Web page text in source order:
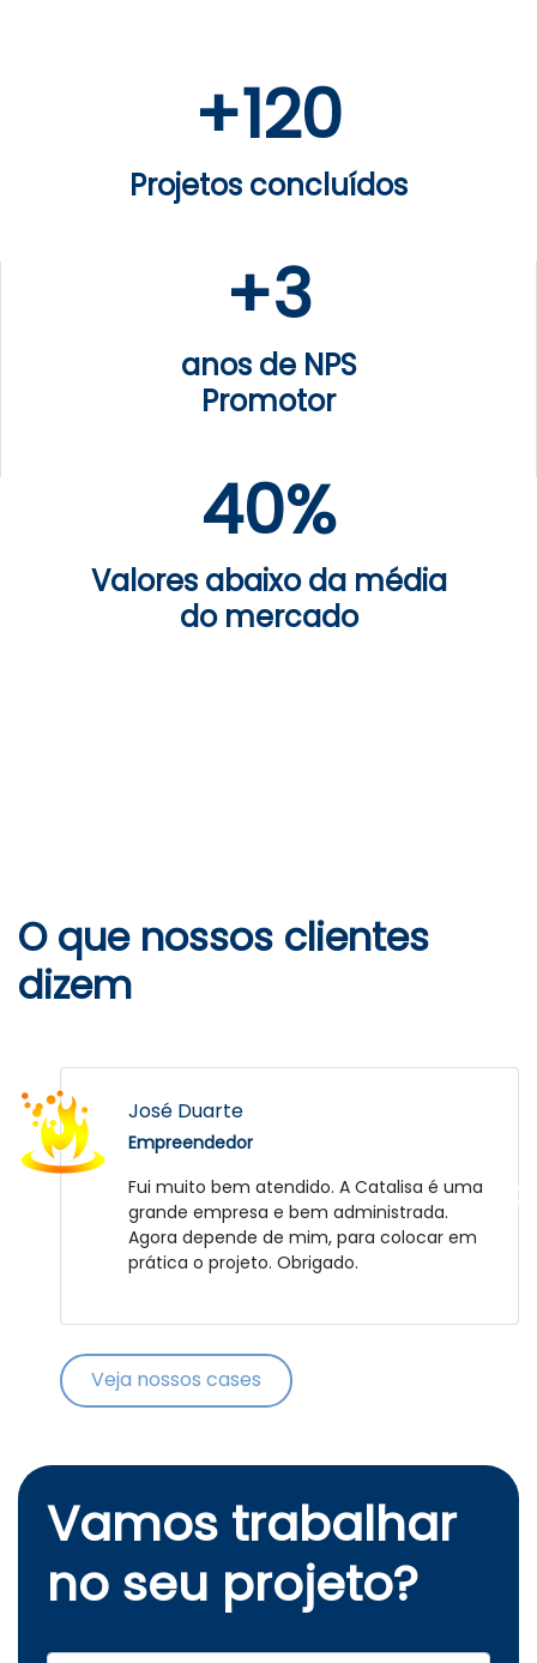
+120
Projetos concluídos
+3
anos de NPS
Promotor
40%
Valores abaixo da média
do mercado
O que nossos clientes
dizem
Daniel Strassburguer
Empreendedor
Fator que deve-se elogiar foi a paciência e
compreensão da equipe frente aos
desafios impostos pela peculiaridade do
projeto bem como no relacionamento com
experiência e carreira destes jovens que
claramente se mostraram especiais. Um
futuro brilhante os aguarda!!! Parabéns! :D
José Duarte
Empreendedor
Fui muito bem atendido. A Catalisa é uma
grande empresa e bem administrada.
Agora depende de mim, para colocar em
prática o projeto. Obrigado.
Veja nossos cases
Vamos trabalhar
no seu projeto?